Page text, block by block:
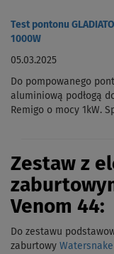
Test pontonu
1000W
05.03.2025
Do pompowanego
aluminiową podłogą
Remigo o mocy 1kW.
Zestaw z
Venom 44:
Do zestawu
zaburtowy